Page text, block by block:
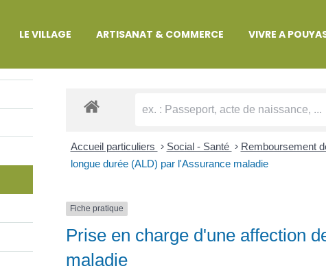
LE VILLAGE ARTISANAT & COMMERCE VIVRE A
DÉMARCHES
Accueil particuliers > Social - Santé > Remboursement
longue durée (ALD) par l'Assurance maladie
Fiche pratique
Prise en charge d'une affection
maladie